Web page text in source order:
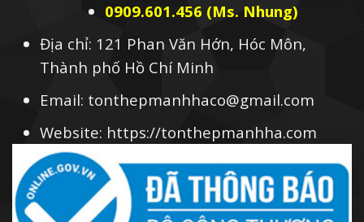
0909.601.456 (Ms. Nhung)
Địa chỉ: 121 Phan Văn Hớn, Hóc Môn,
Thành phố Hồ Chí Minh
Email: tonthepmanhhaco@gmail.com
Website: https://tonthepmanhha.com